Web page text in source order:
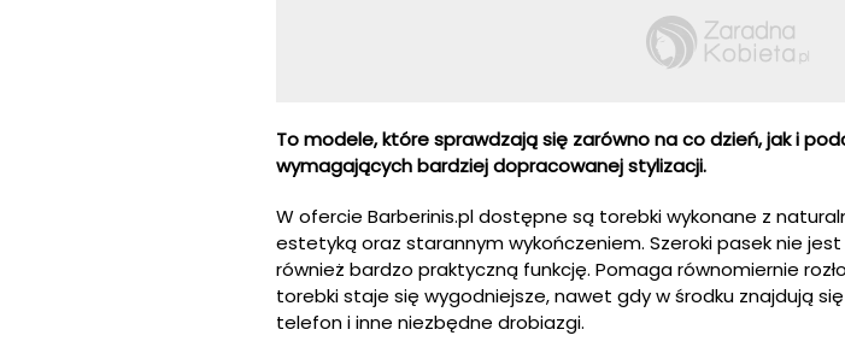
To modele, które sprawdzają się zarówno na co dzień, jak i
wymagających bardziej dopracowanej stylizacji.
W ofercie Barberinis.pl dostępne są torebki wykonane z
estetyką oraz starannym wykończeniem. Szeroki pasek nie
również bardzo praktyczną funkcję. Pomaga równomiernie
torebki staje się wygodniejsze, nawet gdy w środku znajdują
telefon i inne niezbędne drobiazgi.